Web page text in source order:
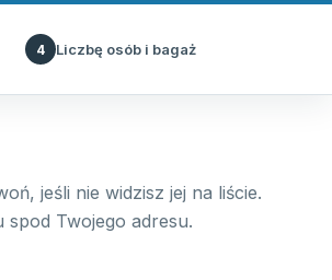
4 Liczbę osób i bagaż
jeśli nie widzisz jej na liście.
Twojego adresu.